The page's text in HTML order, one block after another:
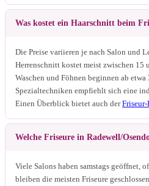
Was kostet ein Haarschnitt beim
Die Preise variieren je nach Salon und
Herrenschnitt kostet meist zwischen 15
Waschen und Föhnen beginnen ab
Spezialtechniken empfiehlt sich eine
Einen Überblick bietet auch derFriseur-
Welche Friseure in Radewell/
Viele Salons haben samstags geöffnet,
bleiben die meisten Friseure